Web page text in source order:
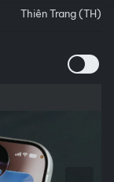
Thiên Trang (TH)